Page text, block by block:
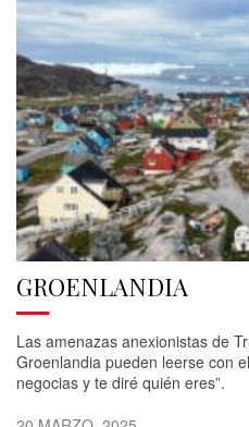
GROENLANDIA
Las amenazas anexionistas de
Groenlandia pueden leerse con
negocias y te diré quién eres”.